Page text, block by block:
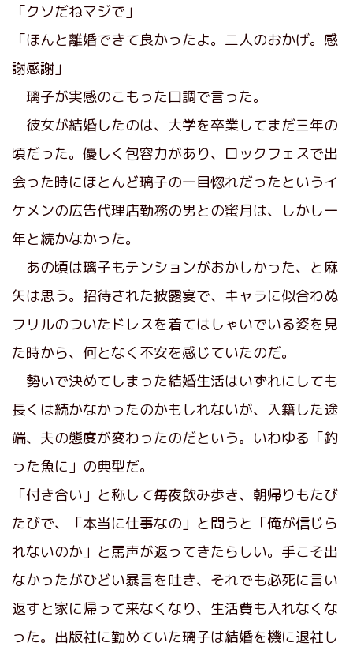
「クソだねマジで」
「ほんと離婚できて良かったよ。二人のおかげ。感
謝感謝」
璃子が実感のこもった口調で言った。
彼女が結婚したのは、大学を卒業してまだ三年の
頃だった。優しく包容力があり、ロックフェスで出
会った時にほとんど璃子の一目惚れだったというイ
ケメンの広告代理店勤務の男との蜜月は、しかし一
年と続かなかった。
あの頃は璃子もテンションがおかしかった、と麻
矢は思う。招待された披露宴で、キャラに似合わぬ
フリルのついたドレスを着てはしゃいでいる姿を見
た時から、何となく不安を感じていたのだ。
勢いで決めてしまった結婚生活はいずれにしても
長くは続かなかったのかもしれないが、入籍した途
端、夫の態度が変わったのだという。いわゆる「釣
った魚に」の典型だ。
「付き合い」と称して毎夜飲み歩き、朝帰りもたび
たびで、「本当に仕事なの」と問うと「俺が信じら
れないのか」と罵声が返ってきたらしい。手こそ出
なかったがひどい暴言を吐き、それでも必死に言い
返すと家に帰って来なくなり、生活費も入れなくな
った。出版社に勤めていた璃子は結婚を機に退社し